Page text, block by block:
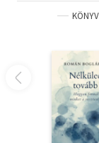
KÖNYV